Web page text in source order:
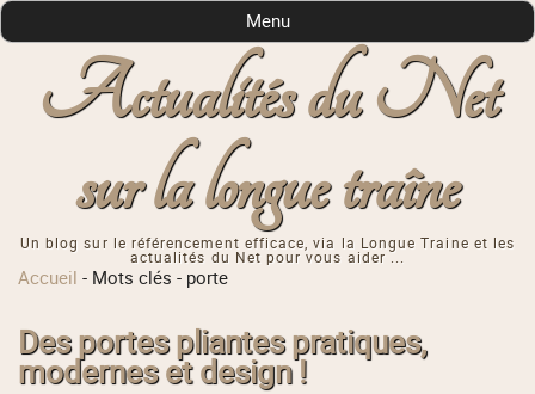
Actualités du Net
sur la longue traîne
Un blog sur le référencement efficace, via la Longue Traine et les
actualités du Net pour vous aider ...
Menu
Accueil - Mots clés - porte
Des portes pliantes pratiques,
modernes et design !